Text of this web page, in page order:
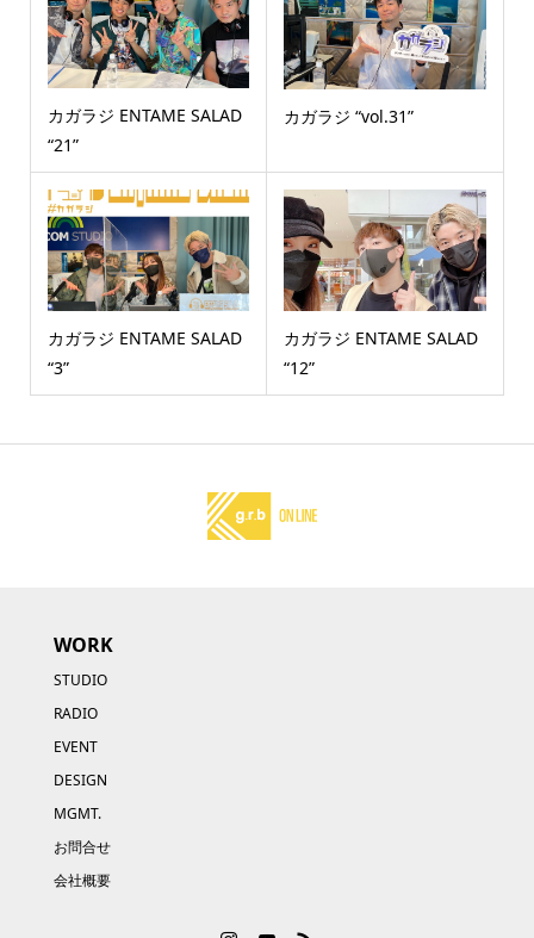
カガラジ ENTAME SALAD
“21”
カガラジ “vol.31”
カガラジ ENTAME SALAD
“3”
カガラジ ENTAME SALAD
“12”
WORK
STUDIO
RADIO
EVENT
DESIGN
MGMT.
お問合せ
会社概要